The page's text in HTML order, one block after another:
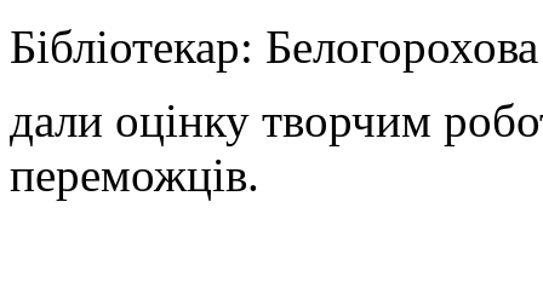
Бібліотекар:
дали оцінку творчим
переможців.